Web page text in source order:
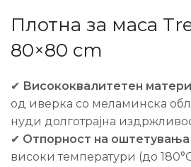
Плотна за маса
80×80 cm
✔ Висококвалитетен
од иверка со меламинска
нуди долготрајна
✔ Отпорност на оштетувања
високи температури (до